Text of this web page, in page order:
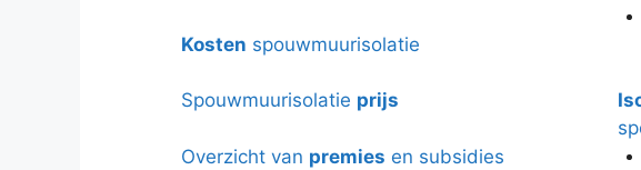
Kosten spouwmuurisolatie
Spouwmuurisolatie prijs
Overzicht van premies en subsidies